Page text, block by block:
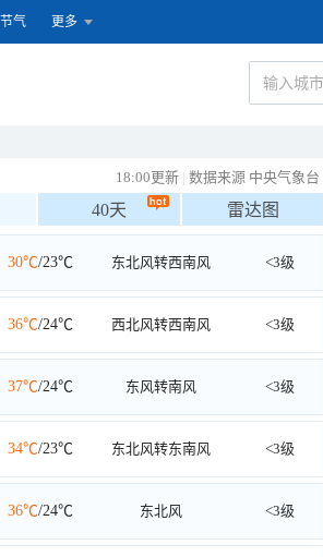
节气 更多
18:00更新 | 数据来源 中央气象台
40天 雷达图
30℃/23℃ 东北风转西南风 <3级
36℃/24℃ 西北风转西南风 <3级
37℃/24℃ 东风转南风 <3级
34℃/23℃ 东北风转东南风 <3级
36℃/24℃ 东北风 <3级